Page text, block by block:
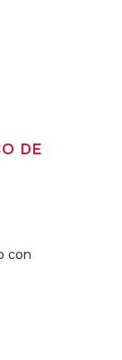
DE
con